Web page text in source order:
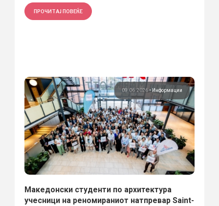
ПРОЧИТАЈ ПОВЕЌЕ
09.06.2026• Информации
Македонски студенти по архитектура
учесници на реномираниот натпревар Saint-